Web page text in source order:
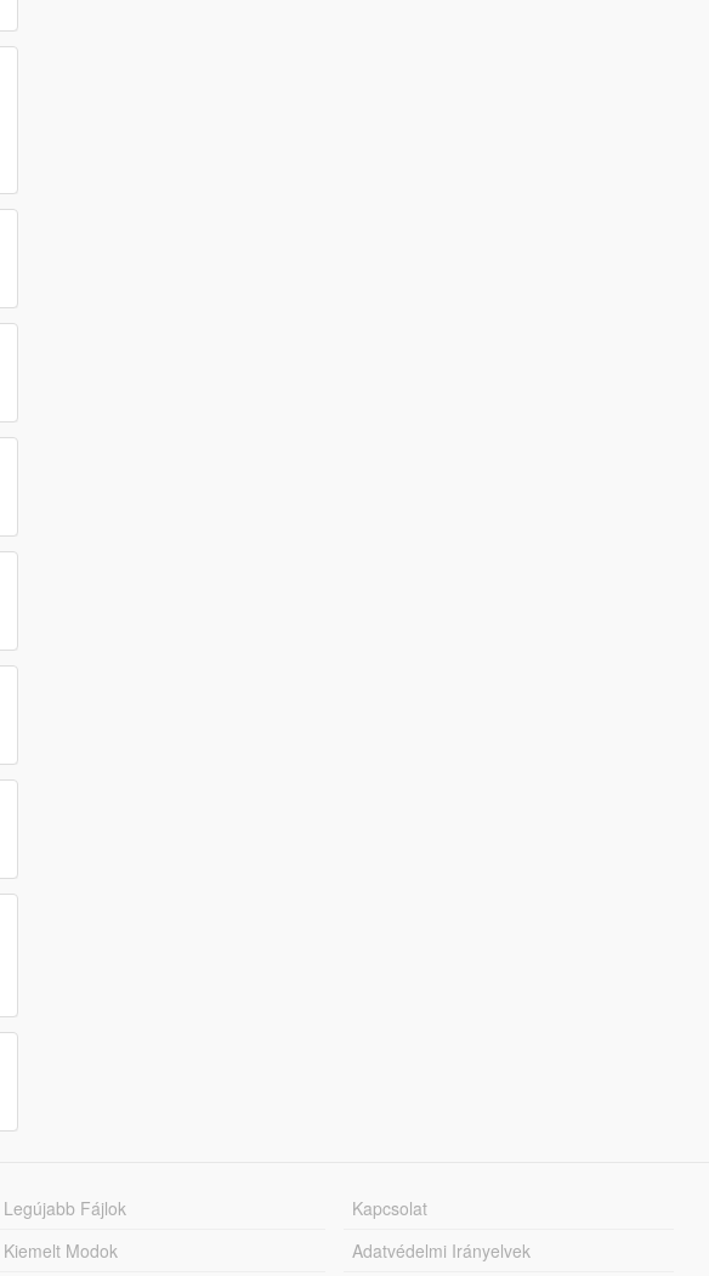
Legújabb Fájlok
Kiemelt Modok
Kapcsolat
Adatvédelmi Irányelvek